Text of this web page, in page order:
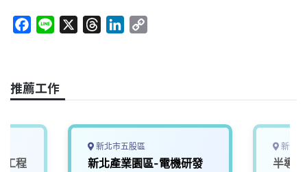
e
b
o
a
s
e
I
n
L
n
推薦工作
工程
新北市五股區
新北產業園區-電機研發
新竹
半導